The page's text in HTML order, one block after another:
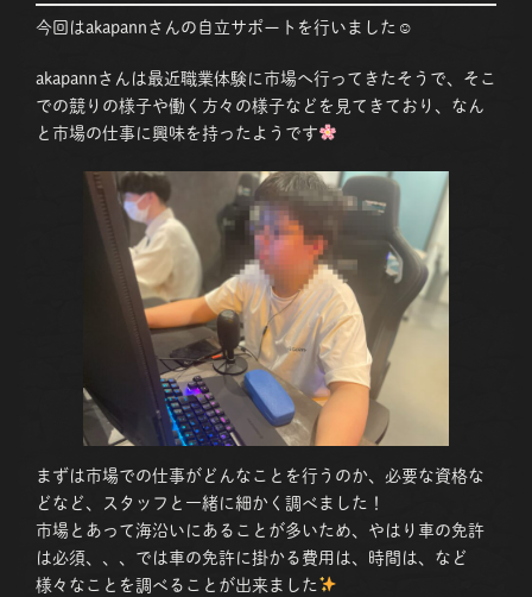
今回はakapannさんの自立サポートを行いました☺
akapannさんは最近職業体験に市場へ行ってきたそうで、そこ
での競りの様子や働く方々の様子などを見てきており、なん
と市場の仕事に興味を持ったようです
まずは市場での仕事がどんなことを行うのか、必要な資格な
どなど、スタッフと一緒に細かく調べました！
市場とあって海沿いにあることが多いため、やはり車の免許
は必須、、、では車の免許に掛かる費用は、時間は、など
様々なことを調べることが出来ました